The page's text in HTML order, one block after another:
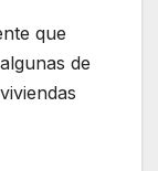
que
de